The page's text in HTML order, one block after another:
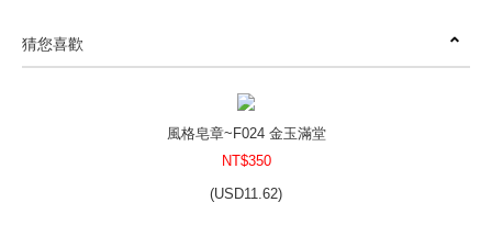
猜您喜歡
風格皂章~F024 金玉滿堂
NT$350
(USD11.62)